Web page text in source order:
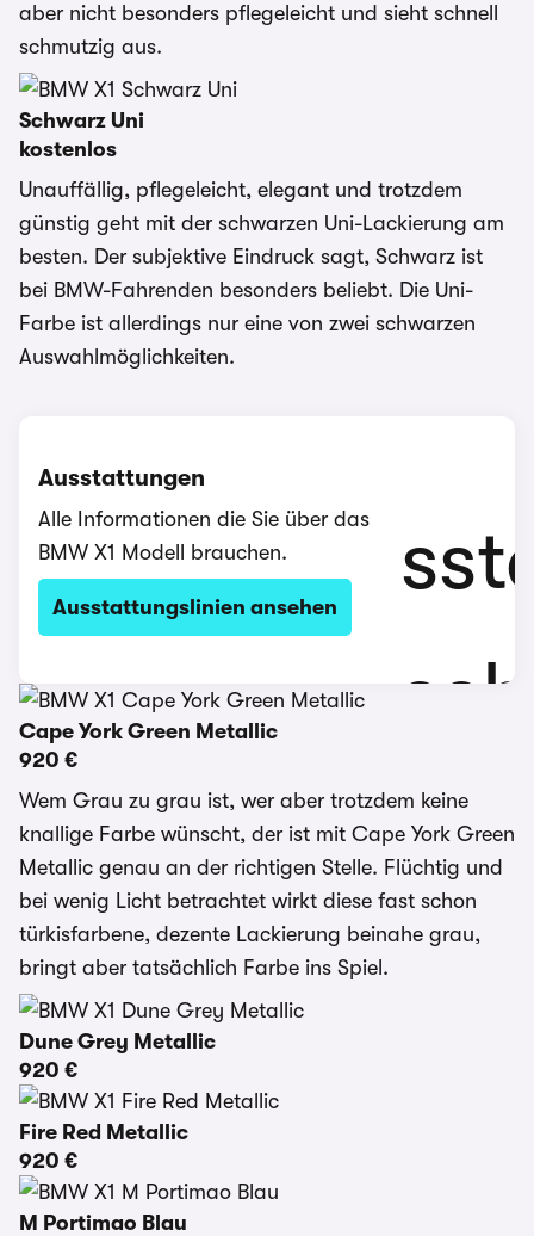
aber nicht besonders pflegeleicht und sieht schnell
schmutzig aus.
Schwarz Uni
kostenlos
Unauffällig, pflegeleicht, elegant und trotzdem
günstig geht mit der schwarzen Uni-Lackierung am
besten. Der subjektive Eindruck sagt, Schwarz ist
bei BMW-Fahrenden besonders beliebt. Die Uni-
Farbe ist allerdings nur eine von zwei schwarzen
Auswahlmöglichkeiten.
Ausstattungen
Alle Informationen die Sie über das
BMW X1 Modell brauchen.
Ausstattungslinien ansehen
Cape York Green Metallic
920 €
Wem Grau zu grau ist, wer aber trotzdem keine
knallige Farbe wünscht, der ist mit Cape York Green
Metallic genau an der richtigen Stelle. Flüchtig und
bei wenig Licht betrachtet wirkt diese fast schon
türkisfarbene, dezente Lackierung beinahe grau,
bringt aber tatsächlich Farbe ins Spiel.
Dune Grey Metallic
920 €
Fire Red Metallic
920 €
M Portimao Blau